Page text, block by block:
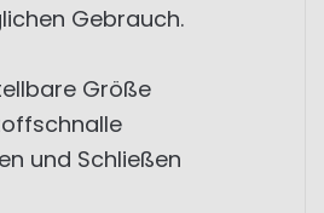
Gebrauch.
Größe
und Schließen